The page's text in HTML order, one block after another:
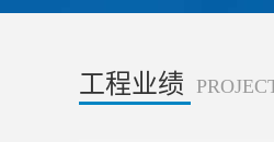
工程业绩